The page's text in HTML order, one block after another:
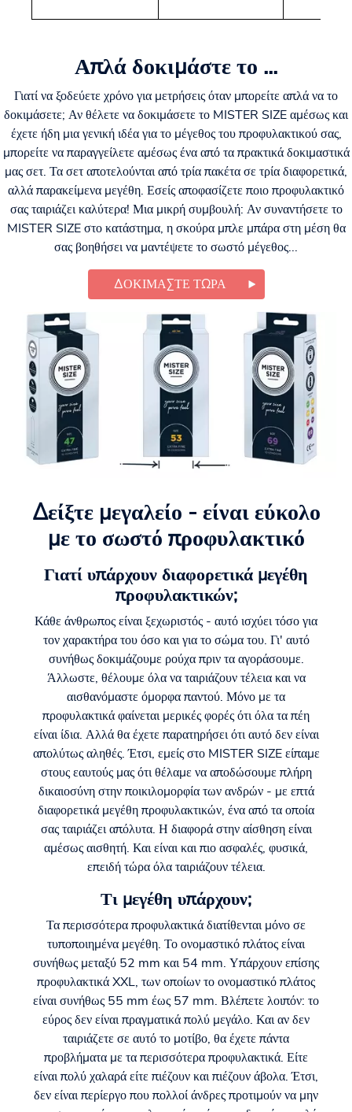
Απλά δοκιμάστε το ...
Γιατί να ξοδεύετε χρόνο για μετρήσεις όταν μπορείτε απλά να το
δοκιμάσετε; Αν θέλετε να δοκιμάσετε το MISTER SIZE αμέσως και
έχετε ήδη μια γενική ιδέα για το μέγεθος του προφυλακτικού σας,
μπορείτε να παραγγείλετε αμέσως ένα από τα πρακτικά δοκιμαστικά
μας σετ. Τα σετ αποτελούνται από τρία πακέτα σε τρία διαφορετικά,
αλλά παρακείμενα μεγέθη. Εσείς αποφασίζετε ποιο προφυλακτικό
σας ταιριάζει καλύτερα! Μια μικρή συμβουλή: Αν συναντήσετε το
MISTER SIZE στο κατάστημα, η σκούρα μπλε μπάρα στη μέση θα
σας βοηθήσει να μαντέψετε το σωστό μέγεθος...
ΔΟΚΙΜΆΣΤΕ ΤΏΡΑ
Δείξτε μεγαλείο - είναι εύκολο
με το σωστό προφυλακτικό
Γιατί υπάρχουν διαφορετικά μεγέθη
προφυλακτικών;
Κάθε άνθρωπος είναι ξεχωριστός - αυτό ισχύει τόσο για
τον χαρακτήρα του όσο και για το σώμα του. Γι' αυτό
συνήθως δοκιμάζουμε ρούχα πριν τα αγοράσουμε.
Άλλωστε, θέλουμε όλα να ταιριάζουν τέλεια και να
αισθανόμαστε όμορφα παντού. Μόνο με τα
προφυλακτικά φαίνεται μερικές φορές ότι όλα τα πέη
είναι ίδια. Αλλά θα έχετε παρατηρήσει ότι αυτό δεν είναι
απολύτως αληθές. Έτσι, εμείς στο MISTER SIZE είπαμε
στους εαυτούς μας ότι θέλαμε να αποδώσουμε πλήρη
δικαιοσύνη στην ποικιλομορφία των ανδρών - με επτά
διαφορετικά μεγέθη προφυλακτικών, ένα από τα οποία
σας ταιριάζει απόλυτα. Η διαφορά στην αίσθηση είναι
αμέσως αισθητή. Και είναι και πιο ασφαλές, φυσικά,
επειδή τώρα όλα ταιριάζουν τέλεια.
Τι μεγέθη υπάρχουν;
Τα περισσότερα προφυλακτικά διατίθενται μόνο σε
τυποποιημένα μεγέθη. Το ονομαστικό πλάτος είναι
συνήθως μεταξύ 52 mm και 54 mm. Υπάρχουν επίσης
προφυλακτικά XXL, των οποίων το ονομαστικό πλάτος
είναι συνήθως 55 mm έως 57 mm. Βλέπετε λοιπόν: το
εύρος δεν είναι πραγματικά πολύ μεγάλο. Και αν δεν
ταιριάζετε σε αυτό το μοτίβο, θα έχετε πάντα
προβλήματα με τα περισσότερα προφυλακτικά. Είτε
είναι πολύ χαλαρά είτε πιέζουν και πιέζουν άβολα. Έτσι,
δεν είναι περίεργο που πολλοί άνδρες προτιμούν να μην